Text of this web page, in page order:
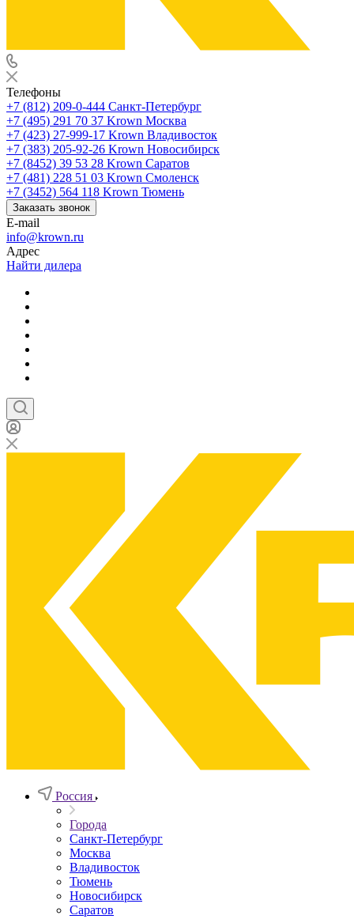
Телефоны
+7 (812) 209-0-444 Санкт-Петербург
+7 (495) 291 70 37 Krown Москва
+7 (423) 27-999-17 Krown Владивосток
+7 (383) 205-92-26 Krown Новосибирск
+7 (8452) 39 53 28 Krown Саратов
+7 (481) 228 51 03 Krown Смоленск
+7 (3452) 564 118 Krown Тюмень
Заказать звонок
E-mail
info@krown.ru
Адрес
Найти дилера
Россия
Города
Санкт-Петербург
Москва
Владивосток
Тюмень
Новосибирск
Саратов